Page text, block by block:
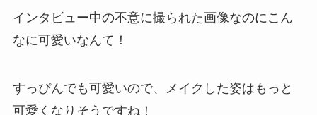
インタビュー中の不意に撮られた画像なのにこん
なに可愛いなんて！
すっぴんでも可愛いので、メイクした姿はもっと
可愛くなりそうですね！